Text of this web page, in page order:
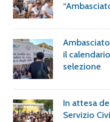
il
selezione
In attesa
Servizio